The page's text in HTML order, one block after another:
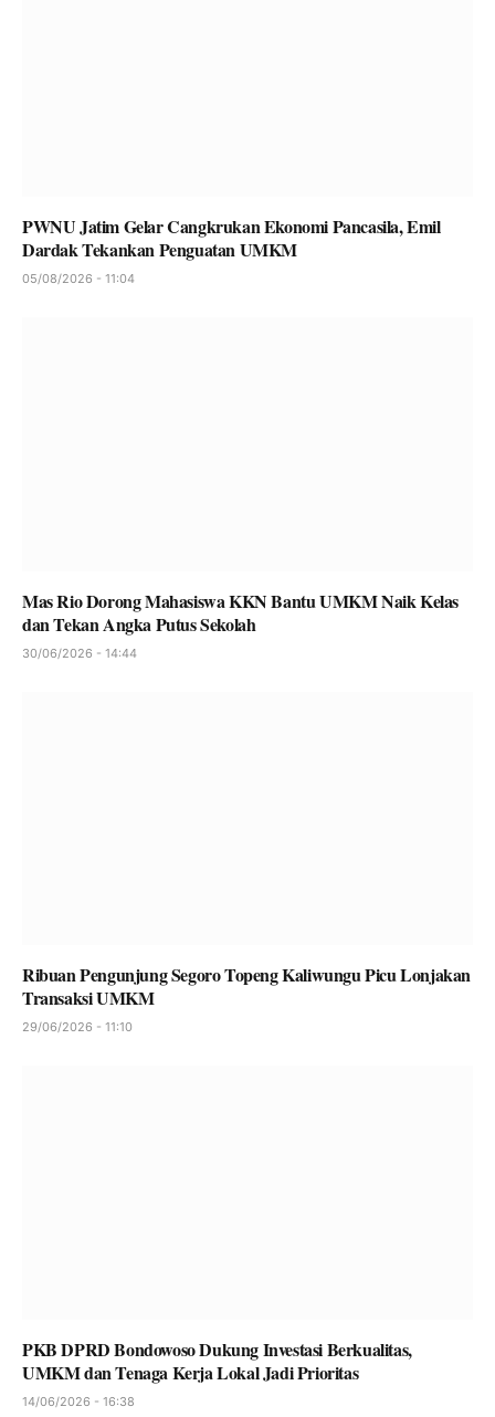
PWNU Jatim Gelar Cangkrukan Ekonomi Pancasila, Emil
Dardak Tekankan Penguatan UMKM
05/08/2026 - 11:04
Mas Rio Dorong Mahasiswa KKN Bantu UMKM Naik Kelas
dan Tekan Angka Putus Sekolah
30/06/2026 - 14:44
Ribuan Pengunjung Segoro Topeng Kaliwungu Picu Lonjakan
Transaksi UMKM
29/06/2026 - 11:10
PKB DPRD Bondowoso Dukung Investasi Berkualitas,
UMKM dan Tenaga Kerja Lokal Jadi Prioritas
14/06/2026 - 16:38